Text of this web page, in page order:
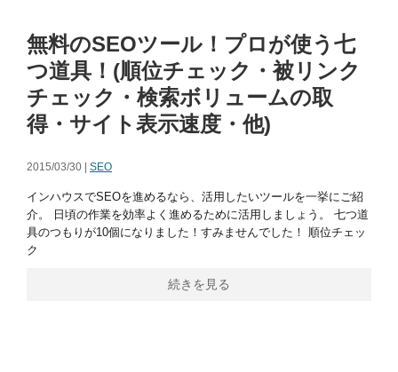
無料のSEOツール！プロが使う七
つ道具！(順位チェック・被リンク
チェック・検索ボリュームの取
得・サイト表示速度・他)
2015/03/30 | SEO
インハウスでSEOを進めるなら、活用したいツールを一挙にご紹
介。 日頃の作業を効率よく進めるために活用しましょう。 七つ道
具のつもりが10個になりました！すみませんでした！ 順位チェッ
ク
続きを見る